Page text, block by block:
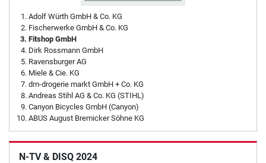
Adolf Würth GmbH & Co. KG
Fischerwerke GmbH & Co. KG
Fitshop GmbH
Dirk Rossmann GmbH
Ravensburger AG
Miele & Cie. KG
dm-drogerie markt GmbH + Co. KG
Andreas Stihl AG & Co. KG (STIHL)
Canyon Bicycles GmbH (Canyon)
ABUS August Bremicker Söhne KG
N-TV & DISQ 2024